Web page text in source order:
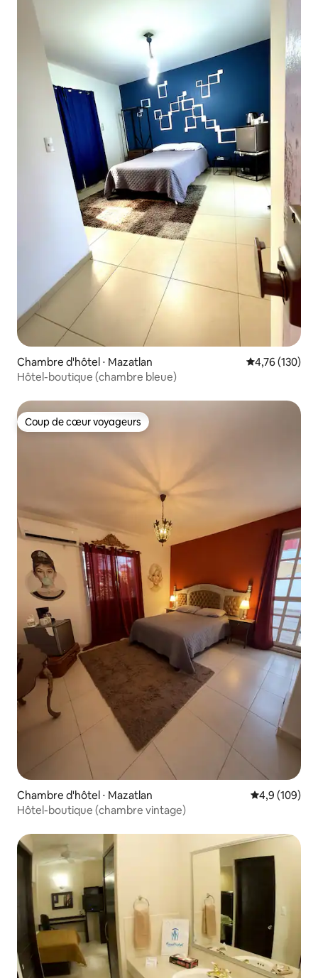
Chambre d'hôtel ⋅ Mazatlan Évaluation
4,76 (130)
Hôtel-boutique (chambre bleue)
Coup de cœur voyageurs
Coup de cœur voyageurs
Chambre d'hôtel ⋅ Mazatlan Évaluation
4,9 (109)
Hôtel-boutique (chambre vintage)